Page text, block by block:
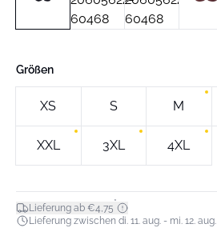
Größen
XS S M
XXL 3XL 4XL
Lieferung ab €4,75*
Lieferung zwischen di. 11. aug. - mi. 12. aug.